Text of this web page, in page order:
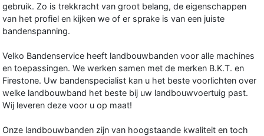
gebruik. Zo is trekkracht van groot belang, de eigenschappen
van het profiel en kijken we of er sprake is van een juiste
bandenspanning.
Velko Bandenservice heeft landbouwbanden voor alle machines
en toepassingen. We werken samen met de merken B.K.T. en
Firestone. Uw bandenspecialist kan u het beste voorlichten over
welke landbouwband het beste bij uw landbouwvoertuig past.
Wij leveren deze voor u op maat!
Onze landbouwbanden zijn van hoogstaande kwaliteit en toch